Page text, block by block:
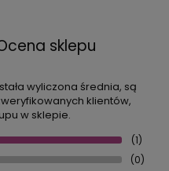
sklepu
wyliczona średnia, są
klientów,
w sklepie.
(1)
(0)